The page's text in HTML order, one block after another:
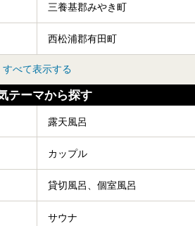
三養基郡みやき町
西松浦郡有田町
すべて表示する
テーマから探す
露天風呂
カップル
貸切風呂、個室風呂
サウナ